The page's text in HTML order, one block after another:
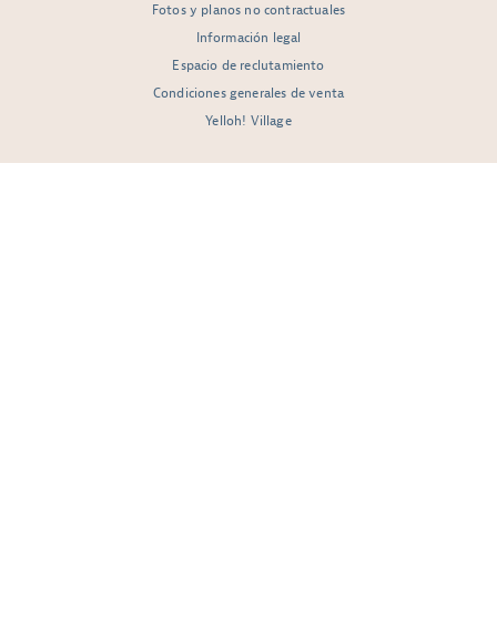
Fotos y planos no contractuales
Información legal
Espacio de reclutamiento
Condiciones generales de venta
Yelloh! Village